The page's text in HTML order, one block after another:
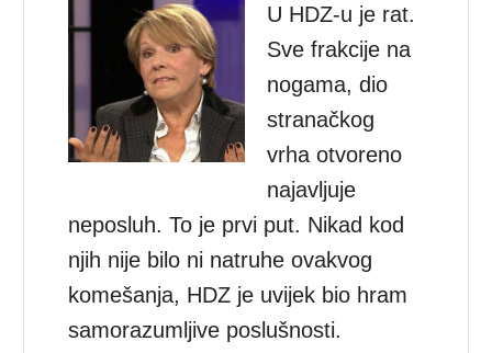
U HDZ-u je rat.
Sve frakcije na
nogama, dio
stranačkog
vrha otvoreno
najavljuje
neposluh. To je prvi put. Nikad kod
njih nije bilo ni natruhe ovakvog
komešanja, HDZ je uvijek bio hram
samorazumljive poslušnosti.